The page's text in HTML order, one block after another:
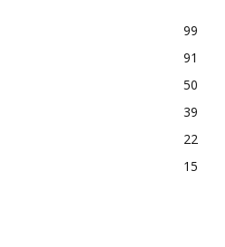
99
91
50
39
22
15